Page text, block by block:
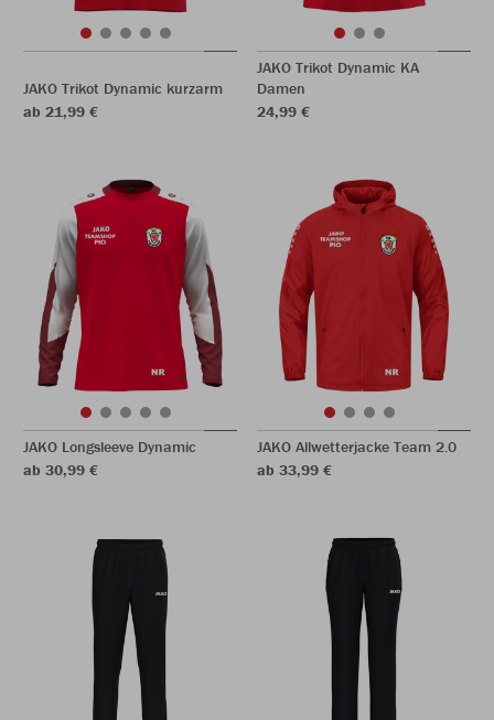
JAKO Trikot Dynamic kurzarm
ab 21,99 €
JAKO Trikot Dynamic KA
Damen
24,99 €
JAKO Longsleeve Dynamic
ab 30,99 €
JAKO Allwetterjacke Team 2.0
ab 33,99 €